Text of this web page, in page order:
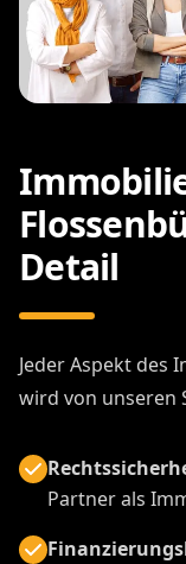
Detail
Jeder Aspekt des
wird von unseren
Partner als